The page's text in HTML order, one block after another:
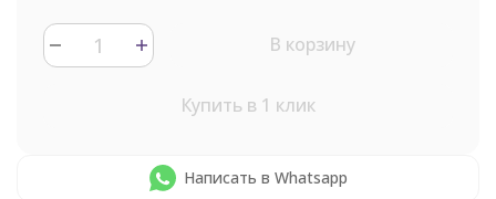
В корзину
Купить в 1 клик
Написать в Whatsapp